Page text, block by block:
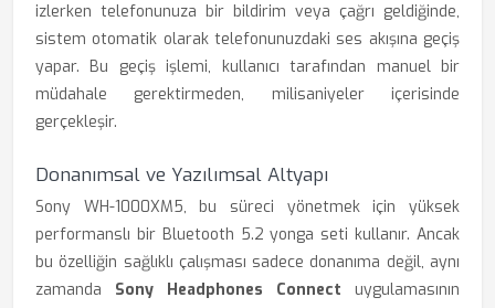
izlerken telefonunuza bir bildirim veya çağrı geldiğinde,
sistem otomatik olarak telefonunuzdaki ses akışına geçiş
yapar. Bu geçiş işlemi, kullanıcı tarafından manuel bir
müdahale gerektirmeden, milisaniyeler içerisinde
gerçekleşir.
Donanımsal ve Yazılımsal Altyapı
Sony WH-1000XM5, bu süreci yönetmek için yüksek
performanslı bir Bluetooth 5.2 yonga seti kullanır. Ancak
bu özelliğin sağlıklı çalışması sadece donanıma değil, aynı
zamanda Sony Headphones Connect uygulamasının